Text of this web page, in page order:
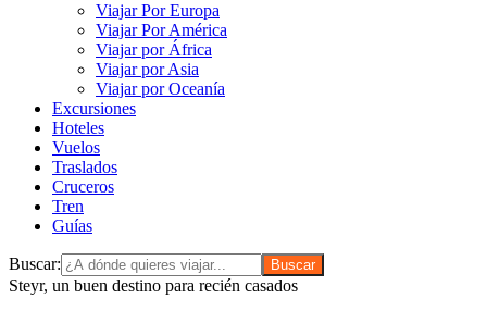
Viajar Por Europa
Viajar Por América
Viajar por África
Viajar por Asia
Viajar por Oceanía
Excursiones
Hoteles
Vuelos
Traslados
Cruceros
Tren
Guías
Buscar:
Steyr, un buen destino para recién casados